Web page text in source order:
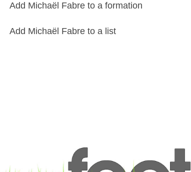
Add Michaël Fabre to a formation
Add Michaël Fabre to a list